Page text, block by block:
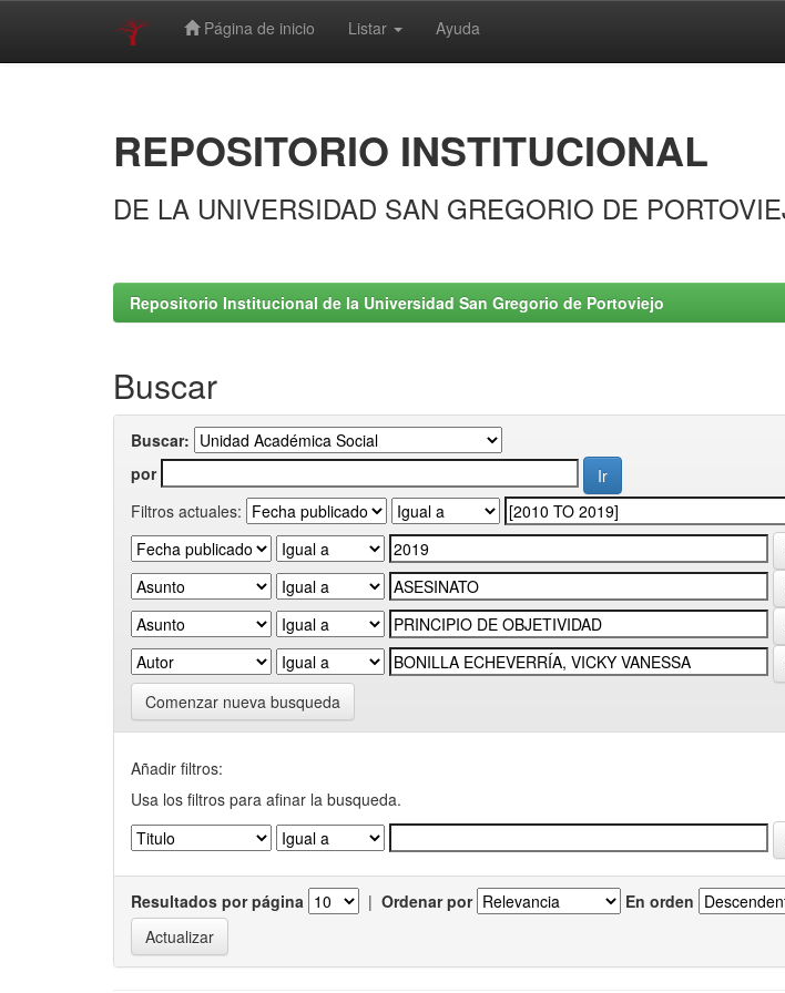
Página de inicio Listar Ayuda
REPOSITORIO INSTITUCIONAL
DE LA UNIVERSIDAD SAN GREGORIO DE
Repositorio Institucional de la Universidad San Gregorio de Portoviejo
Buscar
Buscar:
por
Filtros actuales:
Comenzar nueva busqueda
Añadir filtros:
Usa los filtros para afinar la busqueda.
Resultados por página | Ordenar por En orden